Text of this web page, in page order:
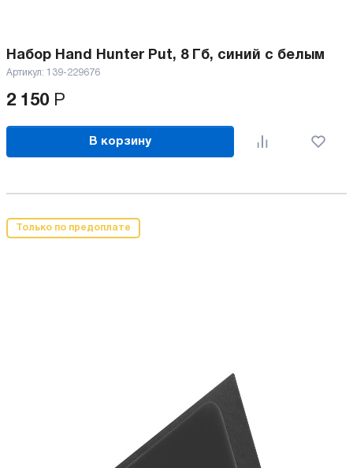
Набор Hand Hunter Put, 8 Гб, синий с белым
Артикул: 139-229676
2 150 Р
В корзину
Только по предоплате